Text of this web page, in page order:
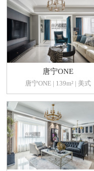
唐宁ONE
唐宁ONE | 139m² | 美式